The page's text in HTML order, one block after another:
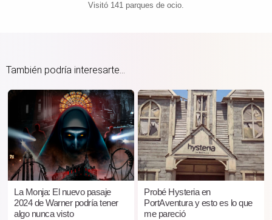
Visitó 141 parques de ocio.
También podría interesarte...
La Monja: El nuevo pasaje
2024 de Warner podría tener
algo nunca visto
Probé Hysteria en
PortAventura y esto es lo que
me pareció